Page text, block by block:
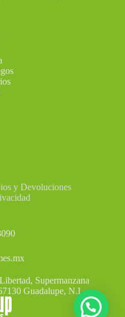
y Devoluciones
Supermanzana
Guadalupe, N.L.